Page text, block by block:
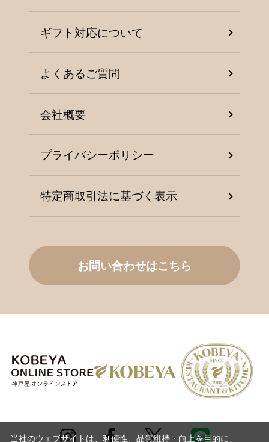
ギフト対応について
よくあるご質問
会社概要
プライバシーポリシー
特定商取引法に基づく表示
お問い合わせはこちら
当社のウェブサイトは、利便性、品質維持・向上を目的に、